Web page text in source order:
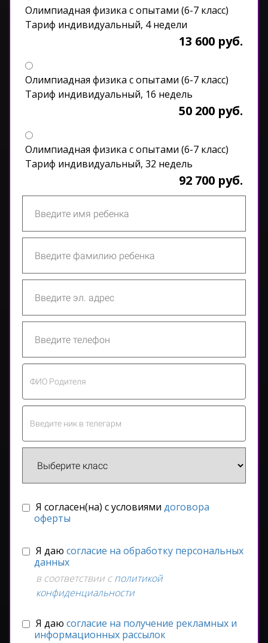
Олимпиадная физика с опытами (6-7 класс)
Тариф индивидуальный, 4 недели
13 600 руб.
Олимпиадная физика с опытами (6-7 класс)
Тариф индивидуальный, 16 недель
50 200 руб.
Олимпиадная физика с опытами (6-7 класс)
Тариф индивидуальный, 32 недель
92 700 руб.
Я согласен(на) с условиями договора
оферты
Я даю согласие на обработку персональных
данных
в соответствии сполитикой
конфиденциальности
Я даю согласие на получение рекламных и
информационных рассылок